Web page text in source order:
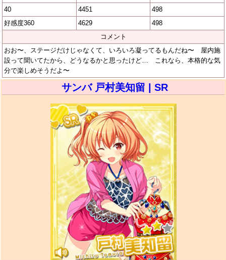
40
4451
498
好感度360
4629
498
コメント
おお〜、ステージだけじゃなくて、いろいろ凝ってるもんだね〜 屋内施
設って聞いてたから、どうなるかと思ったけど… これなら、本格的な気
分で楽しめそうだよ〜
サンバ 戸村美知留 | SR